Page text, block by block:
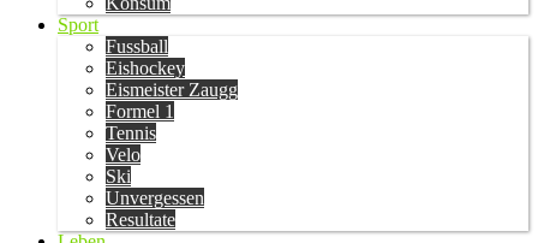
Sport
Fussball
Eishockey
Eismeister Zaugg
Formel 1
Tennis
Velo
Ski
Unvergessen
Resultate